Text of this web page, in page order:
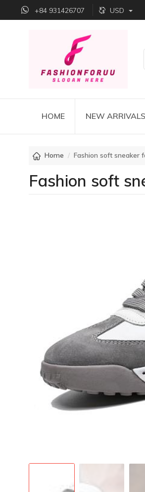
+84 931426707 USD
HOME NEW ARRIVALS
Home Fashion soft sneaker
Fashion soft